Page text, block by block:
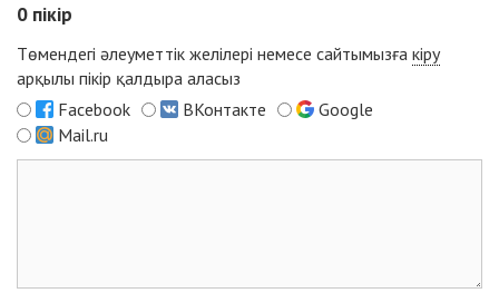
0 пікір
Төмендегі әлеуметтік желілері немесе сайтымызға кіру
арқылы пікір қалдыра аласыз
Facebook
ВКонтакте
Google
Mail.ru